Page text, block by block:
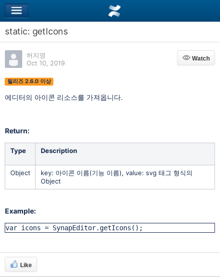
static: getIcons
허지영
Oct 10, 2019
Watch
Watch
릴리즈 2.6.0 이상
에디터의 아이콘 리소스를 가져옵니다.
Return:
Type Description
Object
key: 아이콘 이름(기능 이름), value: svg 태그 형식의
Object
Example:
var icons = SynapEditor.getIcons();
Like